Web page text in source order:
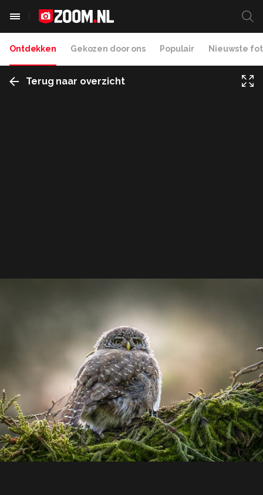
Ontdekken Gekozen door ons Populair Nieuwste
Terug naar overzicht